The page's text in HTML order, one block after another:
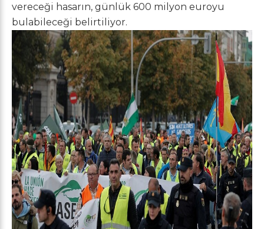
vereceği hasarın, günlük 600 milyon euroyu
bulabileceği belirtiliyor.